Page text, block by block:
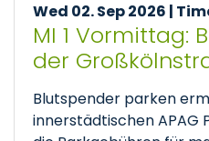
Wed 02. Sep 2026 |
MI 1 Vormittag:
der
Blutspender parken
innerstädtischen APAG